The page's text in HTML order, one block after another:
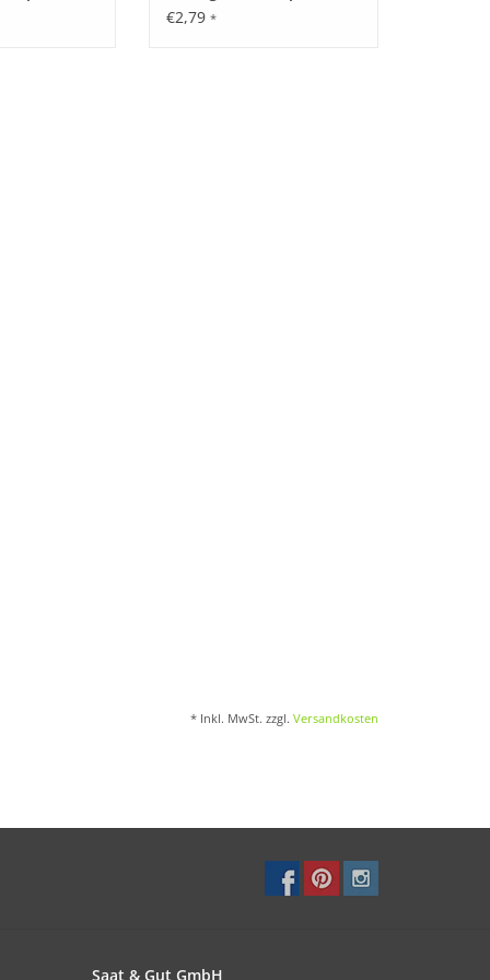
€2,79 *
* Inkl. MwSt. zzgl. Versandkosten
Saat & Gut GmbH